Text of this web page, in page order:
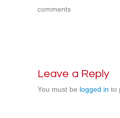
comments
Leave a Reply
You must be logged in to